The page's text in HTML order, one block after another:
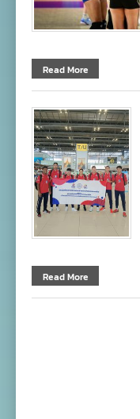
Read More
Read More